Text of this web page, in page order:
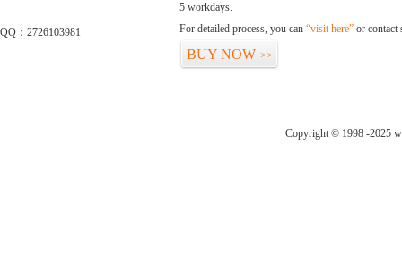
QQ：2726103981
5 workdays.
For detailed process, you can “visit here” or contact
BUY NOW >>
Copyright © 1998 -2025